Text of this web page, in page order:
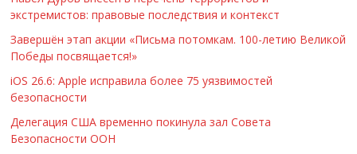
экстремистов: правовые последствия и контекст
Завершён этап акции «Письма потомкам. 100-летию Великой
Победы посвящается!»
iOS 26.6: Apple исправила более 75 уязвимостей
безопасности
Делегация США временно покинула зал Совета
Безопасности ООН